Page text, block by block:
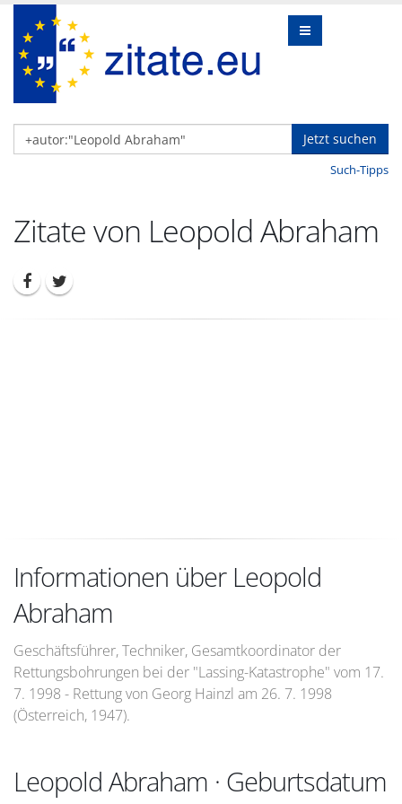
Jetzt suchen
Such-Tipps
Zitate von Leopold Abraham
Informationen über Leopold
Abraham
Geschäftsführer, Techniker, Gesamtkoordinator der
Rettungsbohrungen bei der "Lassing-Katastrophe" vom 17.
7. 1998 - Rettung von Georg Hainzl am 26. 7. 1998
(Österreich, 1947).
Leopold Abraham · Geburtsdatum